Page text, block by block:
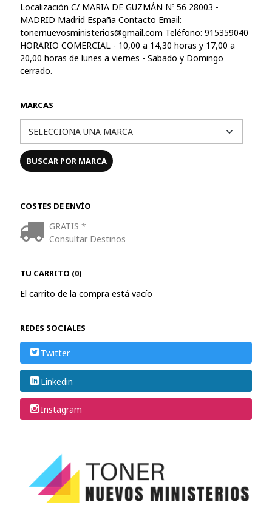
Localización C/ MARIA DE GUZMÁN Nº 56 28003 -
MADRID Madrid España Contacto Email:
tonernuevosministerios@gmail.com Teléfono: 915359040
HORARIO COMERCIAL - 10,00 a 14,30 horas y 17,00 a
20,00 horas de lunes a viernes - Sabado y Domingo
cerrado.
MARCAS
COSTES DE ENVÍO
GRATIS *
Consultar Destinos
TU CARRITO (0)
El carrito de la compra está vacío
REDES SOCIALES
Twitter
Linkedin
Instagram